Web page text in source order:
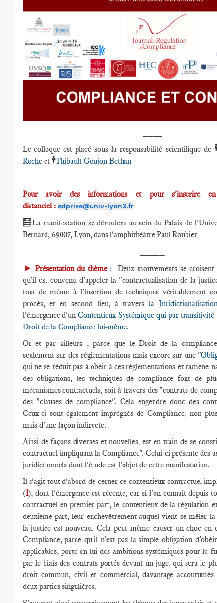
Le colloque est placé sous la responsabilité scientifique de
Rocheet 🕴️Thibault Goujon-Bethan
Pour avoir des informations et pour s'inscrire
distanciel : edprive@univ-lyon3.fr
🧮La manifestation se déroulera au sein du Palais de
Bernard, 69007, Lyon, dans l'amphithéâtre Paul Roubier
► Présentation du thème : Deux mouvements se
qu'il est convenu d'appeler la "contractualisation de la
tout de même à l'insertion de techniques véritablement
procès, et en second lieu, à traversla
l'émergence d'unContentieux Systémique qui par transitivité
Droit de la Compliance lui-même.
Or et par ailleurs , parce que le Droit de la
seulement sur des réglementations mais encore sur une "
qui ne se réduit pas à obéir à ces réglementations et ramène
des obligations, les techniques de compliance font de
mécanismes contractuels, soit à travers des "contrats de
des "clauses de compliance". Cela engendre donc des
Ceux-ci sont également imprégnés de Compliance, non
mais d'une façon indirecte.
Ainsi de façons diverses et nouvelles, est en train de se
contractuel impliquant la Compliance". Celui-ci présente des
juridictionnels dont l'étude est l'objet de cette manifestation.
Il s'agit tout d'abord de cerner ce contentieux contractuel
(I), dont l'émergence est récente, car si l'on connait depuis
contractuel en premier part, le contentieux de la régulation
deuxième part, leur enchevêtrement auquel vient se mêler
la justice est nouveau. Cela peut même causer un choc
Compliance, parce qu'il n'est pas la simple obligation
applicables, porte en lui des ambitions systémiques pour le
par le biais des contrats portés devant un juge, qui sera le
droit commun, civil et commercial, davantage accoutumés
deux parties singulières.